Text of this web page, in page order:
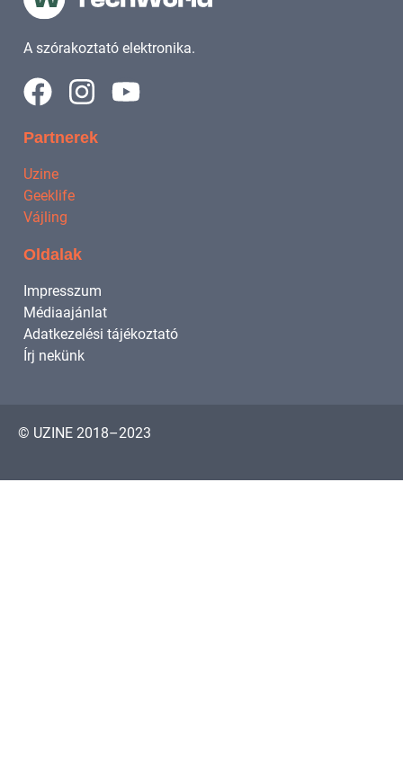
A szórakoztató elektronika.
Partnerek
Uzine
Geeklife
Vájling
Oldalak
Impresszum
Médiaajánlat
Adatkezelési tájékoztató
Írj nekünk
© UZINE 2018–2023